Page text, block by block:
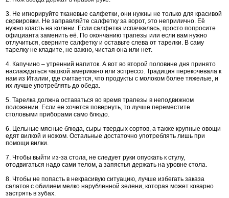
3. Не игнорируйте тканевые салфетки, они нужны не только для красивой
сервировки. Не заправляйте салфетку за ворот, это неприлично. Её
нужно класть на колени. Если салфетка испачкалась, просто попросите
официанта заменить её. По окончанию трапезы или если вам нужно
отлучиться, сверните салфетку и оставьте слева от тарелки. В саму
тарелку не кладите, не важно, чистая она или нет.
4. Капучино – утренний напиток. А вот во второй половине дня принято
наслаждаться чашкой американо или эспрессо. Традиция перекочевала к
нам из Италии, где считается, что продукты с молоком более тяжелые, и
их лучше употреблять до обеда.
5. Тарелка должна оставаться во время трапезы в неподвижном
положении. Если ее хочется повернуть, то лучше переместите
столовыми приборами само блюдо.
6. Цельные мясные блюда, сыры твердых сортов, а также крупные овощи
едят вилкой и ножом. Остальные достаточно употреблять лишь при
помощи вилки.
7. Чтобы выйти из-за стола, не следует руки опускать к стулу,
отодвигаться надо сами телом, а запястья держать на уровне стола.
8. Чтобы не попасть в некрасивую ситуацию, лучше избегать заказа
салатов с обилием мелко нарубленной зелени, которая может коварно
застрять в зубах.